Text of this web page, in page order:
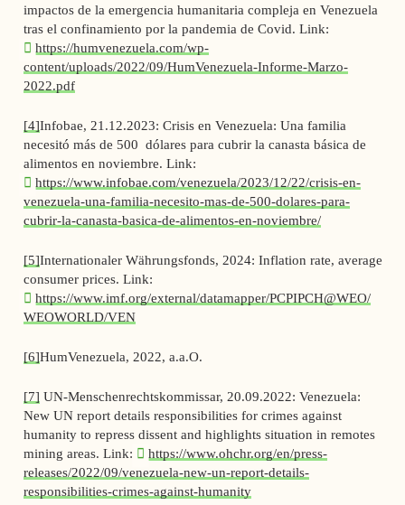
impactos de la emergencia humanitaria compleja en Venezuela
tras el confinamiento por la pandemia de Covid. Link:
https://humvenezuela.com/wp-
content/uploads/2022/09/HumVenezuela-Informe-Marzo-
2022.pdf
[4]Infobae, 21.12.2023: Crisis en Venezuela: Una familia
necesitó más de 500 dólares para cubrir la canasta básica de
alimentos en noviembre. Link:
https://www.infobae.com/venezuela/2023/12/22/crisis-en-
venezuela-una-familia-necesito-mas-de-500-dolares-para-
cubrir-la-canasta-basica-de-alimentos-en-noviembre/
[5]Internationaler Währungsfonds, 2024: Inflation rate, average
consumer prices. Link:
https://www.imf.org/external/datamapper/PCPIPCH@WEO/
WEOWORLD/VEN
[6]HumVenezuela, 2022, a.a.O.
[7] UN-Menschenrechtskommissar, 20.09.2022: Venezuela:
New UN report details responsibilities for crimes against
humanity to repress dissent and highlights situation in remotes
mining areas. Link:
https://www.ohchr.org/en/press-
releases/2022/09/venezuela-new-un-report-details-
responsibilities-crimes-against-humanity